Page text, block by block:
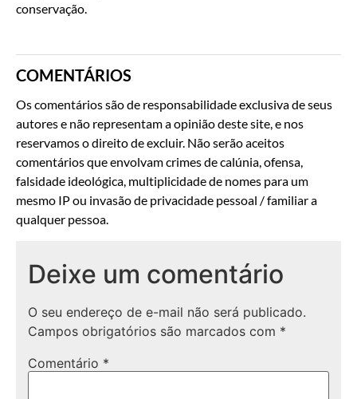
conservação.
COMENTÁRIOS
Os comentários são de responsabilidade exclusiva de seus
autores e não representam a opinião deste site, e nos
reservamos o direito de excluir. Não serão aceitos
comentários que envolvam crimes de calúnia, ofensa,
falsidade ideológica, multiplicidade de nomes para um
mesmo IP ou invasão de privacidade pessoal / familiar a
qualquer pessoa.
Deixe um comentário
O seu endereço de e-mail não será publicado.
Campos obrigatórios são marcados com *
Comentário *